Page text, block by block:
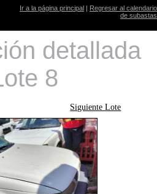
Ir a la página principal | Regresar al calendario
de subastas
detallada
8
Siguiente Lote